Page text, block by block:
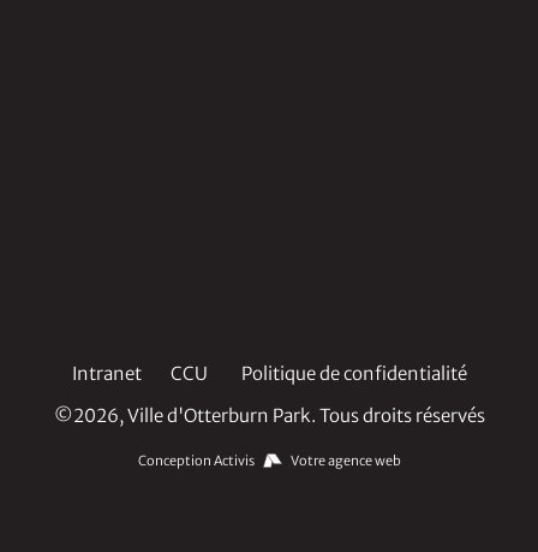
Intranet CCU
Politique de confidentialité
©2026, Ville d'Otterburn Park. Tous droits réservés
Conception Activis Votre agence web